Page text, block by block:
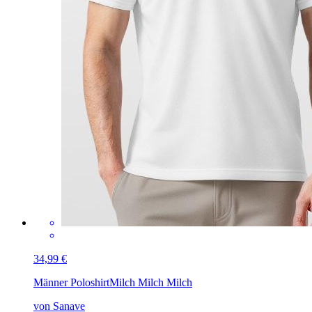
34,99 €
Männer PoloshirtMilch Milch Milch
von Sanave